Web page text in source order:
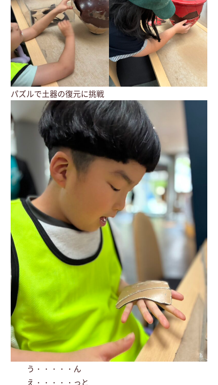
パズルで土器の復元に挑戦
う・・・・・ん
え・・・・・っと